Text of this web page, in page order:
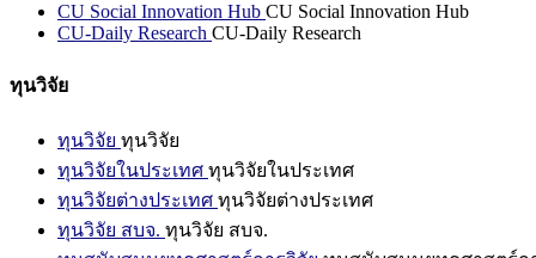
CU Social Innovation Hub CU Social Innovation Hub
CU-Daily Research CU-Daily Research
ทุนวิจัย
ทุนวิจัย ทุนวิจัย
ทุนวิจัยในประเทศ ทุนวิจัยในประเทศ
ทุนวิจัยต่างประเทศ ทุนวิจัยต่างประเทศ
ทุนวิจัย สบจ. ทุนวิจัย สบจ.